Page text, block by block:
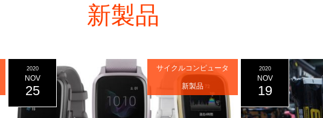
新製品
2020
NOV
25
サイクルコンピュータ
新製品
2020
NOV
19